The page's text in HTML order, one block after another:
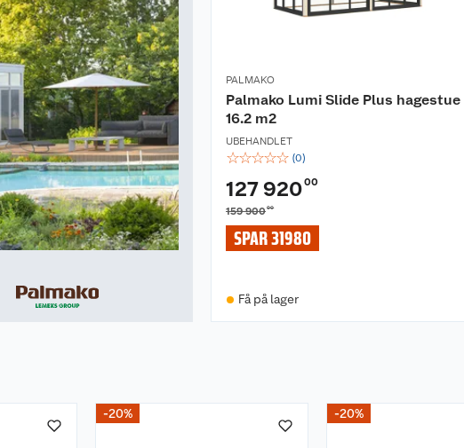
PALMAKO
Palmako Lumi Slide Plus hagestue
16.2 m2
UBEHANDLET
☆☆☆☆☆ (0)
127 92000
159 90000
SPAR 31980
Få på lager
-20% -20%